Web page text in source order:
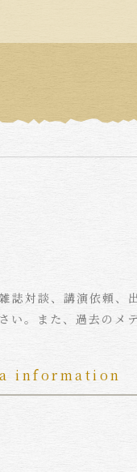
誌対談、講演依頼、
い。また、過去のメ
information